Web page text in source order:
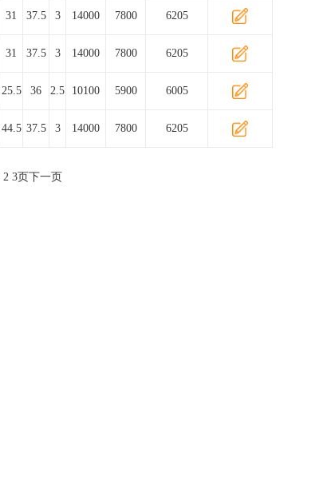
31 37.5 3 14000 7800 6205
31 37.5 3 14000 7800 6205
25.5 36 2.5 10100 5900 6005
44.5 37.5 3 14000 7800 6205
2 3页下一页